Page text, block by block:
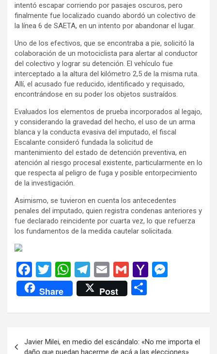
intentó escapar corriendo por pasajes oscuros, pero
finalmente fue localizado cuando abordó un colectivo de
la línea 6 de SAETA, en un intento por abandonar el lugar.
Uno de los efectivos, que se encontraba a pie, solicitó la
colaboración de un motociclista para alertar al conductor
del colectivo y lograr su detención. El vehículo fue
interceptado a la altura del kilómetro 2,5 de la misma ruta.
Allí, el acusado fue reducido, identificado y requisado,
encontrándose en su poder los objetos sustraídos.
Evaluados los elementos de prueba incorporados al legajo,
y considerando la gravedad del hecho, el uso de un arma
blanca y la conducta evasiva del imputado, el fiscal
Escalante consideró fundada la solicitud de
mantenimiento del estado de detención preventiva, en
atención al riesgo procesal existente, particularmente en lo
que respecta al peligro de fuga y posible entorpecimiento
de la investigación.
Asimismo, se tuvieron en cuenta los antecedentes
penales del imputado, quien registra condenas anteriores y
fue declarado reincidente por cuarta vez, lo que refuerza
los fundamentos de la medida cautelar solicitada.
F
a
ce
b
o
T
wi
tt
er
W
h
at
s
p
T
el
e
gr
m
E
m
ail
G
m
ail
Y
o
M
n
er
Share Post
m
p
ar
de
Javier Milei, en medio del escándalo: «No me importa el
daño que puedan hacerme de acá a las elecciones»